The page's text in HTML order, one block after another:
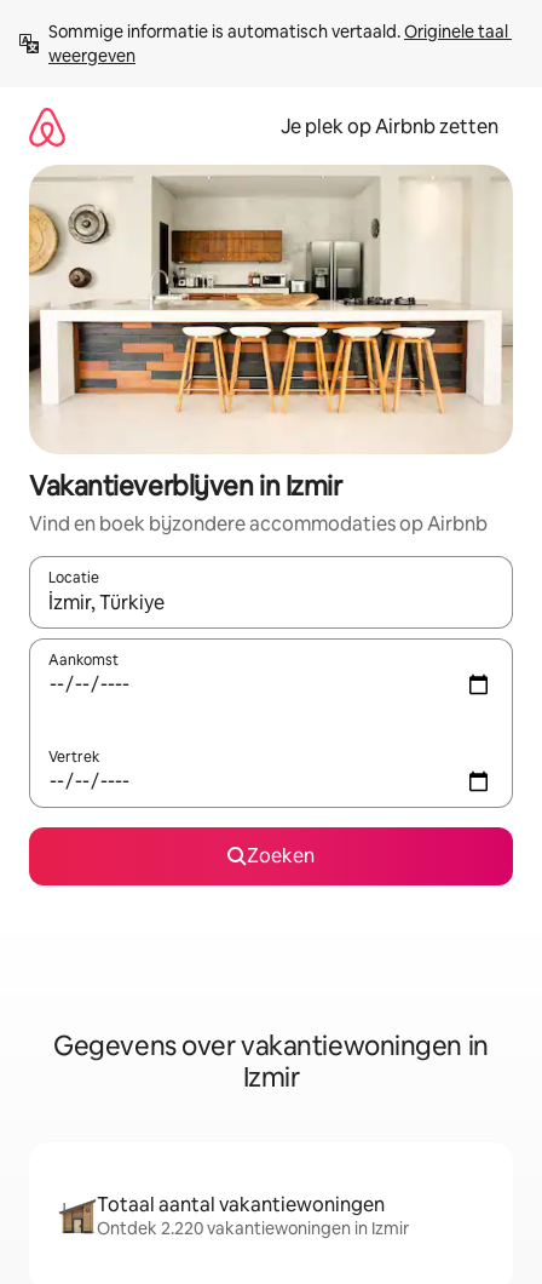
direct
naar
Sommige informatie is automatisch vertaald. Originele taal
weergeven
Je plek op Airbnb zetten
Vakantieverblijven in Izmir
Vind en boek bijzondere accommodaties op Airbnb
Locatie
Wanneer er resultaten beschikbaar zijn, maak je een keuze
Aankomst
Vertrek
Zoeken
Gegevens over vakantiewoningen in
Izmir
Totaal aantal vakantiewoningen
Ontdek 2.220 vakantiewoningen in Izmir